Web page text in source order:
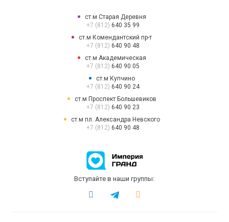
ст.м Старая Деревня
+7 (812) 640 35 99
ст.м Комендантский пр-т
+7 (812) 640 90 48
ст.м Академическая
+7 (812) 640 90 05
ст.м Купчино
+7 (812) 640 90 24
ст.м Проспект Большевиков
+7 (812) 640 90 23
ст.м пл. Александра Невского
+7 (812) 640 90 48
Вступайте в наши группы: